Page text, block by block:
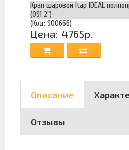
Кран шаровой Itap IDEAL
(091 2")
(Код: 900666)
Цена: 4765р.
Описание
Отзывы